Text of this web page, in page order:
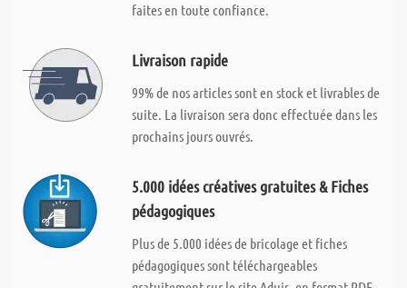
faites en toute confiance.
Livraison rapide
99% de nos articles sont en stock et livrables de
suite. La livraison sera donc effectuée dans les
prochains jours ouvrés.
5.000 idées créatives gratuites & Fiches
pédagogiques
Plus de 5.000 idées de bricolage et fiches
pédagogiques sont téléchargeables